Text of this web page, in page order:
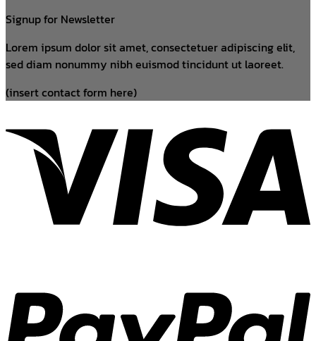
Signup for Newsletter
Lorem ipsum dolor sit amet, consectetuer adipiscing elit,
sed diam nonummy nibh euismod tincidunt ut laoreet.
(insert contact form here)